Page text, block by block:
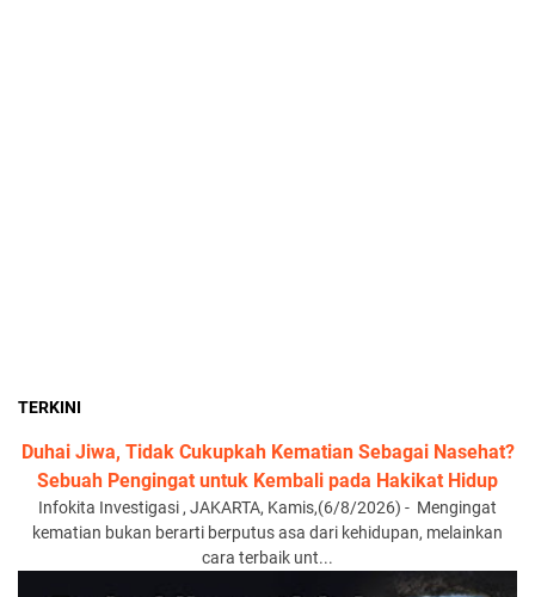
TERKINI
Duhai Jiwa, Tidak Cukupkah Kematian Sebagai Nasehat?
Sebuah Pengingat untuk Kembali pada Hakikat Hidup
Infokita Investigasi , JAKARTA, Kamis,(6/8/2026) - Mengingat
kematian bukan berarti berputus asa dari kehidupan, melainkan
cara terbaik unt...